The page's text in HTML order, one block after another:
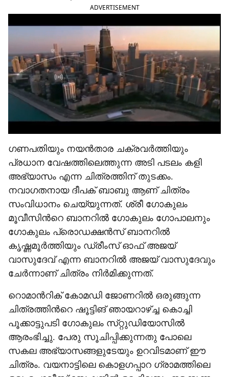
e
ADVERTISEMENT
ഗണപതിയും നയൻതാര ചക്രവർത്തിയും
പ്രധാന വേഷത്തിലെത്തുന്ന അടി പടലം കളി
അഭ്യാസം എന്ന ചിത്രത്തിന് തുടക്കം.
നവാഗതനായ ദീപക് ബാബു ആണ് ചിത്രം
സംവിധാനം ചെയ്യുന്നത്. ശ്രീ ഗോകുലം
മൂവീസിന്‍റെ ബാനറിൽ ഗോകുലം ഗോപാലനും
ഗോകുലം പ്രൊഡക്ഷൻസ് ബാനറിൽ
കൃഷ്ണമൂർത്തിയും ഡ്രീംസ് ഓഫ് അജയ്
വാസുദേവ് എന്ന ബാനറിൽ അജയ് വാസുദേവും
ചേർന്നാണ് ചിത്രം നിർമിക്കുന്നത്.
റൊമാന്‍റിക് കോമഡി ജോണറിൽ ഒരുങ്ങുന്ന
ചിത്രത്തിന്‍റെ ഷൂട്ടിങ് ഞായറാഴ്ച്ച കൊച്ചി
പൂക്കാട്ടുപടി ഗോകുലം സ്‌റ്റുഡിയോസിൽ
ആരംഭിച്ചു. പേരു സൂചിപ്പിക്കുന്നതു പോലെ
സകല അഭ്യാസങ്ങളുടേയും ഉറവിടമാണ് ഈ
ചിത്രം. വയനാട്ടിലെ കൊളഗപ്പാറ ഗ്രാമത്തിലെ